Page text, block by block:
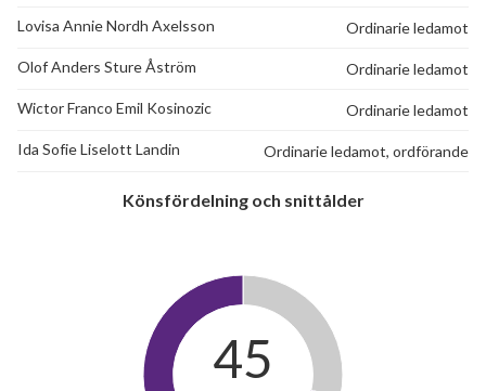
Lovisa Annie Nordh Axelsson Ordinarie ledamot
Olof Anders Sture Åström Ordinarie ledamot
Wictor Franco Emil Kosinozic Ordinarie ledamot
Ida Sofie Liselott Landin Ordinarie ledamot, ordförande
Könsfördelning och snittålder
45